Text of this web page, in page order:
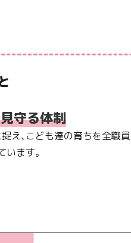
守る体制
え、こども達の育ちを全職
ます。